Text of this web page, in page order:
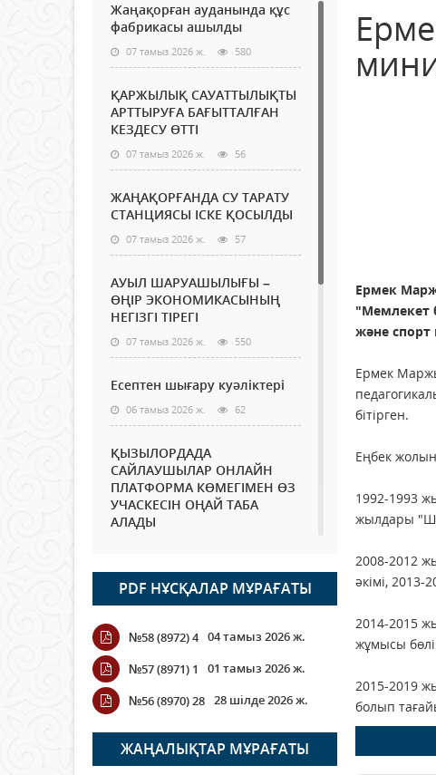
Жаңақорған ауданында құс
фабрикасы ашылды
07 тамыз 2026 ж. 580
ҚАРЖЫЛЫҚ САУАТТЫЛЫҚТЫ
АРТТЫРУҒА БАҒЫТТАЛҒАН
КЕЗДЕСУ ӨТТІ
07 тамыз 2026 ж. 56
ЖАҢАҚОРҒАНДА СУ ТАРАТУ
СТАНЦИЯСЫ ІСКЕ ҚОСЫЛДЫ
07 тамыз 2026 ж. 57
АУЫЛ ШАРУАШЫЛЫҒЫ –
ӨҢІР ЭКОНОМИКАСЫНЫҢ
НЕГІЗГІ ТІРЕГІ
07 тамыз 2026 ж. 550
Есептен шығару куәліктері
06 тамыз 2026 ж. 62
ҚЫЗЫЛОРДАДА
САЙЛАУШЫЛАР ОНЛАЙН
ПЛАТФОРМА КӨМЕГІМЕН ӨЗ
УЧАСКЕСІН ОҢАЙ ТАБА
АЛАДЫ
Open Air: Қызылорда
облысы полиция
департаменті 20 мыңнан
астам көрерменнің
қауіпсіздігін қамтамасыз етті
ҚАЛАЙ ӨТЕДІ?
06 тамыз 2026 ж. 254
PDF НҰСҚАЛАР МҰРАҒАТЫ
№58 (8972) 4 04 тамыз 2026 ж.
№57 (8971) 1
01 тамыз 2026 ж.
№56 (8970) 28 28 шілде 2026 ж.
ЖАҢАЛЫҚТАР МҰРАҒАТЫ
Ермек
"Мемлекет
және
Ермек
бiтiрген.
Еңбек
1992-1993
жылдары
2008-2012
әкiмi, 2013-
2014-2015
жұмысы
2015-2019
болып